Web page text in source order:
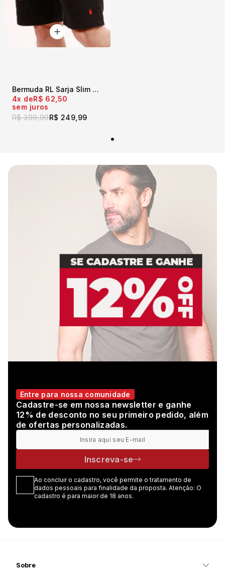
Bermuda RL Sarja Slim Fit Preta
R$ 399,99R$ 249,99
4x
R$ 62,50
sem juros
Entre para nossa comunidade
Cadastre-se em nossa newsletter e ganhe
12% de desconto no seu primeiro pedido, além
de ofertas personalizadas.
Inscreva-se
Ao concluir o cadastro, você permite o tratamento de
dados pessoais para finalidade da proposta. Atenção: O
cadastro é para maior de 18 anos.
Sobre